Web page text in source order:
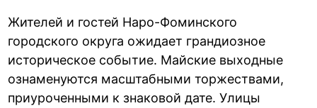
Жителей и гостей Наро-Фоминского
городского округа ожидает грандиозное
историческое событие. Майские выходные
ознаменуются масштабными торжествами,
приуроченными к знаковой дате. Улицы